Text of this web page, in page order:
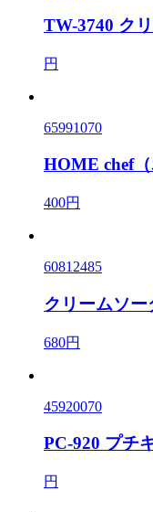
TW-3740 ク
円
65991070
HOME chef
400円
60812485
クリームソ
680円
45920070
PC-920 プチ
円